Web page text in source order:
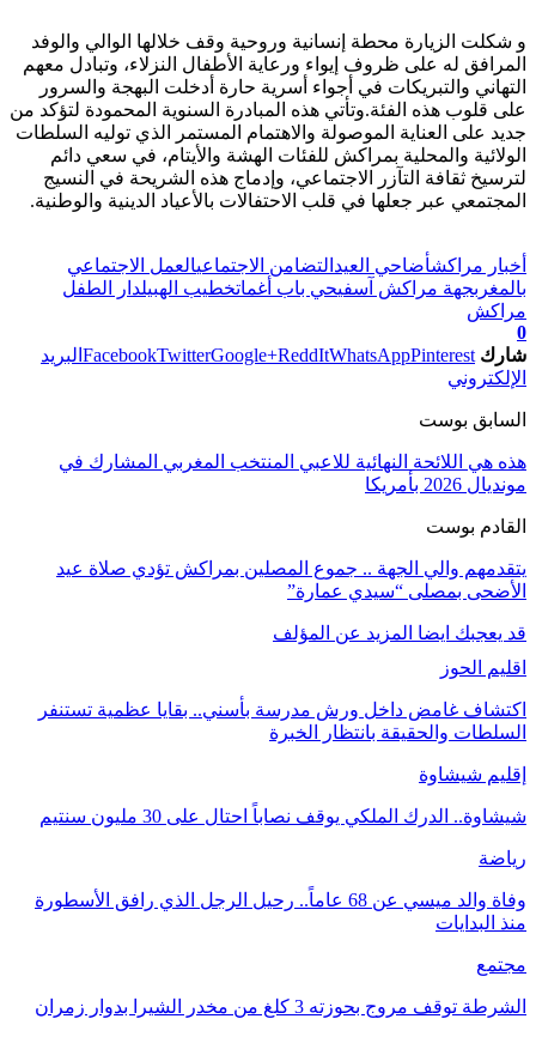
و شكلت الزيارة محطة إنسانية وروحية وقف خلالها الوالي والوفد
المرافق له على ظروف إيواء ورعاية الأطفال النزلاء، وتبادل معهم
التهاني والتبريكات في أجواء أسرية حارة أدخلت البهجة والسرور
على قلوب هذه الفئة.وتأتي هذه المبادرة السنوية المحمودة لتؤكد من
جديد على العناية الموصولة والاهتمام المستمر الذي توليه السلطات
الولائية والمحلية بمراكش للفئات الهشة والأيتام، في سعي دائم
لترسيخ ثقافة التآزر الاجتماعي، وإدماج هذه الشريحة في النسيج
المجتمعي عبر جعلها في قلب الاحتفالات بالأعياد الدينية والوطنية.
أخبار مراكشأضاحي العيد التضامن الاجتماعيالعمل الاجتماعي
بالمغربجهة مراكش آسفيحي باب أغماتخطيب الهبيلدار الطفل
مراكش
0
شارك
FacebookTwitterGoogle+ReddItWhatsAppPinterest
البريد
الإلكتروني
السابق بوست
هذه هي اللائحة النهائية للاعبي المنتخب المغربي المشارك في
مونديال 2026 بأمريكا
القادم بوست
يتقدمهم والي الجهة .. جموع المصلين بمراكش تؤدي صلاة عيد
الأضحى بمصلى “سيدي عمارة”
قد يعجبك ايضا المزيد عن المؤلف
اقليم الحوز
اكتشاف غامض داخل ورش مدرسة بأسني.. بقايا عظمية تستنفر
السلطات والحقيقة بانتظار الخبرة
إقليم شيشاوة
شيشاوة.. الدرك الملكي يوقف نصاباً احتال على 30 مليون سنتيم
رياضة
وفاة والد ميسي عن 68 عاماً.. رحيل الرجل الذي رافق الأسطورة
منذ البدايات
مجتمع
الشرطة توقف مروج بحوزته 3 كلغ من مخدر الشيرا بدوار زمران